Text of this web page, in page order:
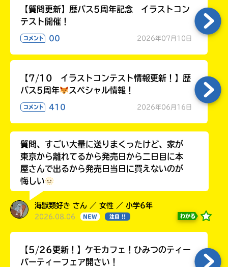
【質問更新】歴バス5周年記念 イラストコン
テスト開催！
コメント 00 2026年07月10日
【7/10 イラストコンテスト情報更新！】歴
バス5周年
スペシャル情報！
コメント 410 2026年06月16日
質問、すごい大量に送りまくったけど、家が
東京から離れてるから発売日から二日目に本
屋さんで出るから発売日当日に買えないのが
悔しい
海獣類好き さん ／ 女性 ／ 小学6年
2026.08.06 NEW 注目 !! わかる
【5/26更新！】ケモカフェ！ひみつのティー
パーティーフェア開さい！